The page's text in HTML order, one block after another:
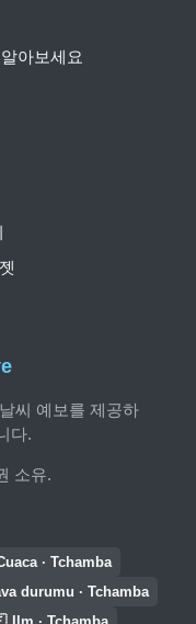
씨 예보를 제공하
다.
소유.
아보세요
· Tchamba
durumu · Tchamba